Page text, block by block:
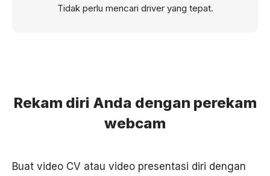
Tidak perlu mencari driver yang tepat.
Rekam diri Anda dengan perekam
webcam
Buat video CV atau video presentasi diri dengan